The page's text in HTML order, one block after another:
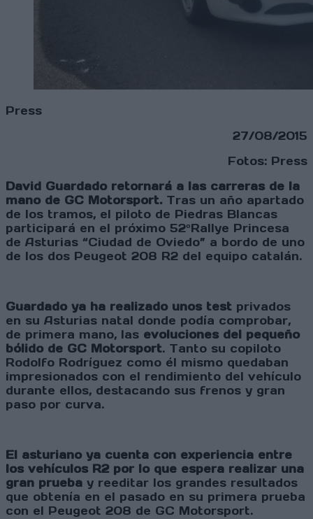
Press
27/08/2015
Fotos: Press
David Guardado retornará a las carreras de la
mano de GC Motorsport. Tras un año apartado
de los tramos, el piloto de Piedras Blancas
participará en el próximo 52ºRallye Princesa
de Asturias “Ciudad de Oviedo” a bordo de uno
de los dos Peugeot 208 R2 del equipo catalán.
Guardado ya ha realizado unos test privados
en su Asturias natal donde podía comprobar,
de primera mano, las evoluciones del pequeño
bólido de GC Motorsport. Tanto su copiloto
Rodolfo Rodríguez como él mismo quedaban
impresionados con el rendimiento del vehículo
durante ellos, destacando sus frenos y gran
paso por curva.
El asturiano ya cuenta con experiencia entre
los vehículos R2 por lo que espera realizar una
gran prueba y reeditar los grandes resultados
que obtenía en el pasado en su primera prueba
con el Peugeot 208 de GC Motorsport.